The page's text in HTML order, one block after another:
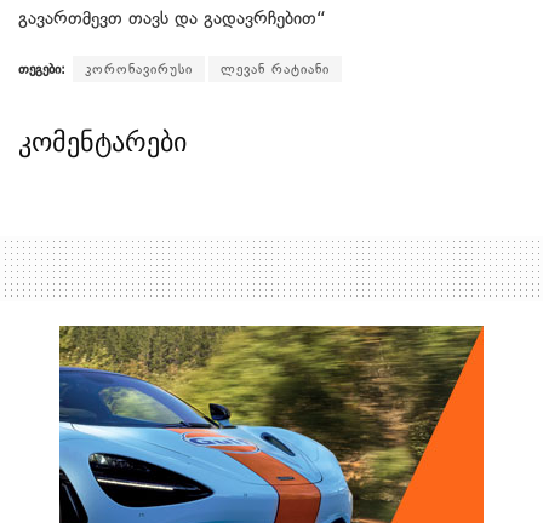
გა­ვარ­თმევთ თავს და გა­დავ­რჩე­ბით“
თეგები: კორონავირუსი ლევან რატიანი
კომენტარები